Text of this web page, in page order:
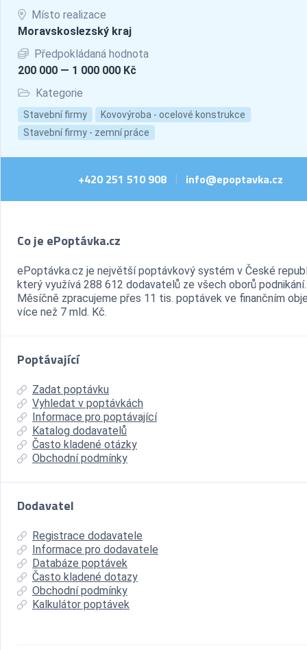
Místo realizace
Moravskoslezský kraj
Předpokládaná hodnota
200 000 — 1 000 000 Kč
Kategorie
Stavební firmy
Kovovýroba - ocelové konstrukce
Stavební firmy - zemní práce
+420 251 510 908 | info@epoptavka.cz
Co je ePoptávka.cz
ePoptávka.cz je největší poptávkový systém v České
který využívá 288 612 dodavatelů ze všech oborů podnikání.
Měsíčně zpracujeme přes 11 tis. poptávek ve finančním
více než 7 mld. Kč.
Poptávající
Zadat poptávku
Vyhledat v poptávkách
Informace pro poptávající
Katalog dodavatelů
Často kladené otázky
Obchodní podmínky
Dodavatel
Registrace dodavatele
Informace pro dodavatele
Databáze poptávek
Často kladené dotazy
Obchodní podmínky
Kalkulátor poptávek